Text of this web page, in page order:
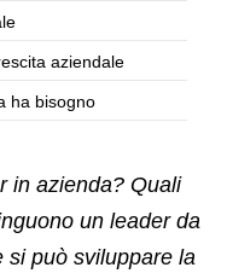
aziendale
ha bisogno
in azienda? Quali
un leader da
si può sviluppare la